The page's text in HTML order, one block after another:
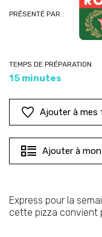
PRÉSENTÉ PAR :
TEMPS DE PRÉPARATION
15 minutes
Ajouter à mes
Ajouter à
Express pour la
cette pizza convient